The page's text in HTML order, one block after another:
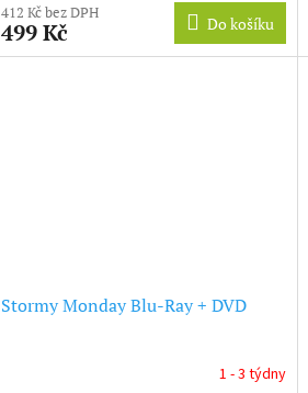
412 Kč bez DPH
499 Kč Do košíku
Stormy Monday Blu-Ray + DVD
1 - 3 týdny